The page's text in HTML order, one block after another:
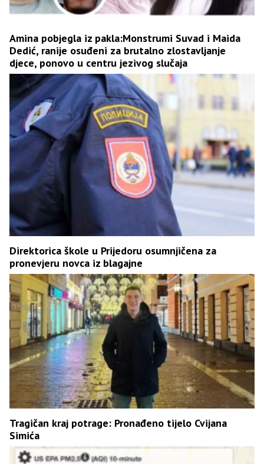
Amina pobjegla iz pakla:Monstrumi Suvad i Maida
Dedić, ranije osuđeni za brutalno zlostavljanje
djece, ponovo u centru jezivog slučaja
Direktorica škole u Prijedoru osumnjičena za
pronevjeru novca iz blagajne
Tragičan kraj potrage: Pronađeno tijelo Cvijana
Simića